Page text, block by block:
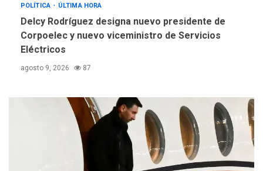
POLÍTICA ÚLTIMA HORA
Delcy Rodríguez designa nuevo presidente de
Corpoelec y nuevo viceministro de Servicios
Eléctricos
agosto 9, 2026 87